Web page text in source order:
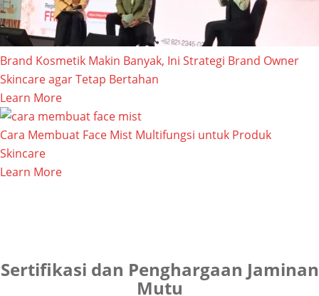
Brand Kosmetik Makin Banyak, Ini Strategi Brand Owner
Skincare agar Tetap Bertahan
Learn More
Cara Membuat Face Mist Multifungsi untuk Produk
Skincare
Learn More
Sertifikasi dan Penghargaan Jaminan
Mutu